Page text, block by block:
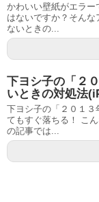
かわいい壁紙がエラ
はないですか？そん
ないときの...
下ヨシ子の「２
いときの対処法
下ヨシ子の「２０１
てもすぐ落ちる！ こ
の記事では...